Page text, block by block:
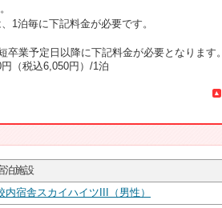
1泊毎に下記料金が必要です。
業予定日以降に下記料金が必要となります。
（税込6,050円）/1泊
泊施設
内宿舎スカイハイツIII（男性）